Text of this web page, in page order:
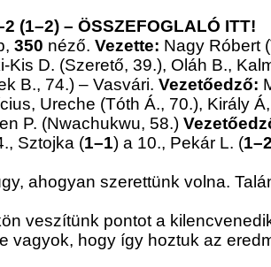
(1–2) – ÖSSZEFOGLALÓ ITT!
350 néző. Vezette: Nagy Róbert
Kis D. (Szerető, 39.), Oláh B.,
B., 74.) – Vasvári. Vezetőedző:
Ureche (Tóth Á., 70.), Király
P. (Nwachukwu, 58.)
Sztojka (1–1) a 10., Pekár L. (1–2
ahogyan szerettünk volna.
veszítünk pontot a
vagyok, hogy így hoztuk az